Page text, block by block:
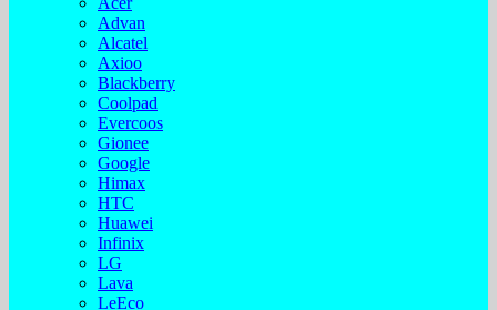
Advan
Alcatel
Axioo
Blackberry
Coolpad
Evercoos
Gionee
Google
Himax
HTC
Huawei
Infinix
LG
Lava
LeEco